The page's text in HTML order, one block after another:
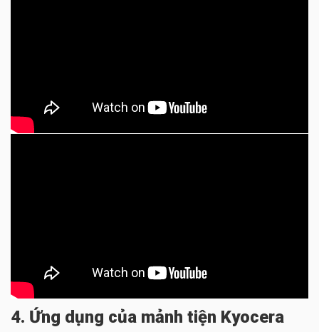
4. Ứng dụng của mảnh tiện Kyocera